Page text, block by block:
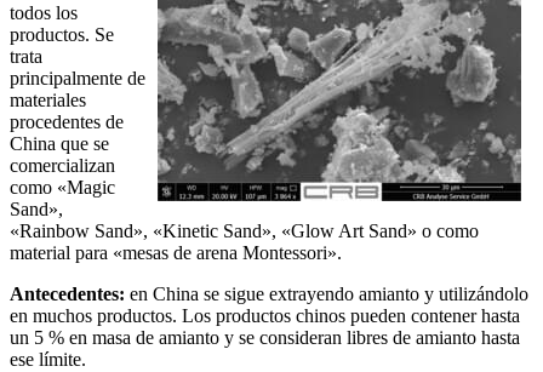
todos los
productos. Se
trata
principalmente de
materiales
procedentes de
China que se
comercializan
como «Magic
Sand»,
«Rainbow Sand», «Kinetic Sand», «Glow Art Sand» o como
material para «mesas de arena Montessori».
Antecedentes: en China se sigue extrayendo amianto y utilizándolo
en muchos productos. Los productos chinos pueden contener hasta
un 5 % en masa de amianto y se consideran libres de amianto hasta
ese límite.